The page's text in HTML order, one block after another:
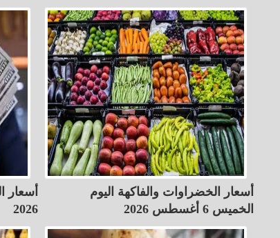
أسعار الخضراوات والفاكهة اليوم
الخميس 6 أغسطس 2026
2026